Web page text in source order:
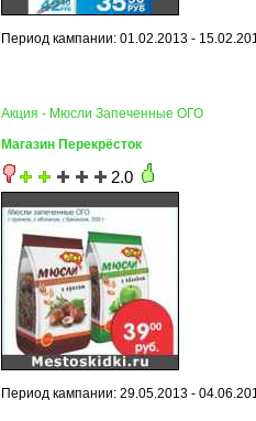
Период кампании: 01.02.2013 -
Акция - Мюсли Запеченные ОГО
Магазин Перекрёсток
2.0
Период кампании: 29.05.2013 -